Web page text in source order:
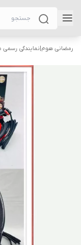
رمضانی هوم|نمایندگی رسمی